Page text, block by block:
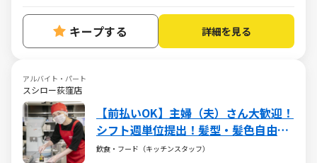
キープする 詳細を見る
アルバイト・パート
スシロー荻窪店
【前払いOK】主婦（夫）さん大歓迎！
シフト週単位提出！髪型・髪色自由♪
給与前払い制度や映画・レジャー・旅
飲食・フード（キッチンスタッフ）